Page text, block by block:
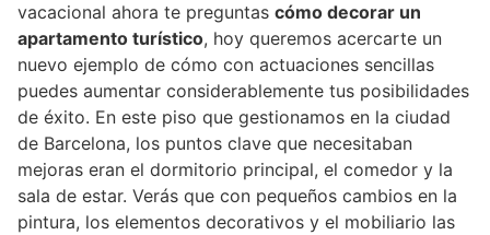
vacacional ahora te preguntas cómo decorar un
apartamento turístico, hoy queremos acercarte un
nuevo ejemplo de cómo con actuaciones sencillas
puedes aumentar considerablemente tus posibilidades
de éxito. En este piso que gestionamos en la ciudad
de Barcelona, los puntos clave que necesitaban
mejoras eran el dormitorio principal, el comedor y la
sala de estar. Verás que con pequeños cambios en la
pintura, los elementos decorativos y el mobiliario las